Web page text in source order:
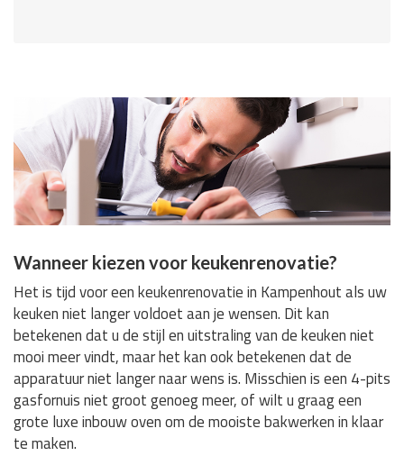
Wanneer kiezen voor keukenrenovatie?
Het is tijd voor een keukenrenovatie in Kampenhout als uw
keuken niet langer voldoet aan je wensen. Dit kan
betekenen dat u de stijl en uitstraling van de keuken niet
mooi meer vindt, maar het kan ook betekenen dat de
apparatuur niet langer naar wens is. Misschien is een 4-pits
gasfornuis niet groot genoeg meer, of wilt u graag een
grote luxe inbouw oven om de mooiste bakwerken in klaar
te maken.